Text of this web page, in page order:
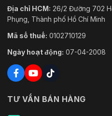
Địa chỉ HCM: 26/2 Đường 702
Phụng, Thành phố Hồ Chí Minh
Mã số thuế: 0102710129
Ngày hoạt động: 07-04-2008
TƯ VẤN BÁN HÀNG